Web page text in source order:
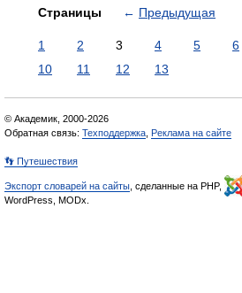
Страницы ← Предыдущая
1 2 3 4 5 6
10
11 12 13
© Академик, 2000-2026
Обратная связь: Техподдержка Реклама на сайте
👣 Путешествия
Экспорт словарей на сайты , сделанные на PHP,
WordPress, MODx.